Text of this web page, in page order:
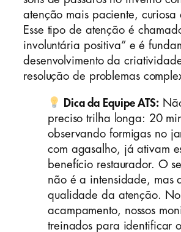
atenção mais paciente, curiosa
Esse tipo de atenção é
involuntária positiva” e é
desenvolvimento da
resolução de problemas
Dica da Equipe ATS:
preciso trilha longa: 20
observando formigas no
com agasalho, já ativam
benefício restaurador. O
não é a intensidade, mas
qualidade da atenção. No
acampamento, nossos
treinados para identificar